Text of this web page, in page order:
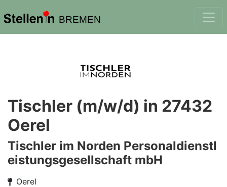
BREMEN
Tischler (m/w/d) in 27432
Oerel
Tischler im Norden Personaldienstl
eistungsgesellschaft mbH
Oerel